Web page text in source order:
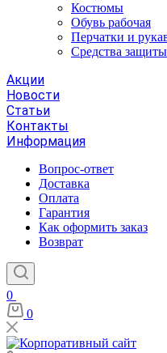
Костюмы
Обувь рабочая
Перчатки и
Средства защиты
Акции
Новости
Статьи
Контакты
Информация
Вопрос-ответ
Доставка
Оплата
Гарантия
Как оформить заказ
Возврат
0
0